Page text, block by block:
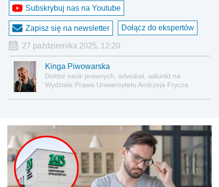
Subskrybuj nas na Youtube
Zapisz się na newsletter Dołącz do ekspertów
27 października 2025, 12:20
Kinga Piwowarska
Doktor nauk prawnych, adwokat, adiunkt na
Wydziale Prawa Uniwersytetu Andrzeja Frycza
administracyjnoprawnych aspektach związanych z
pracą i pomocą socjalną.